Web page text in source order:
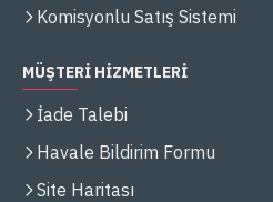
Komisyonlu Satış Sistemi
MÜŞTERİ HİZMETLERİ
İade Talebi
Havale Bildirim Formu
Site Haritası